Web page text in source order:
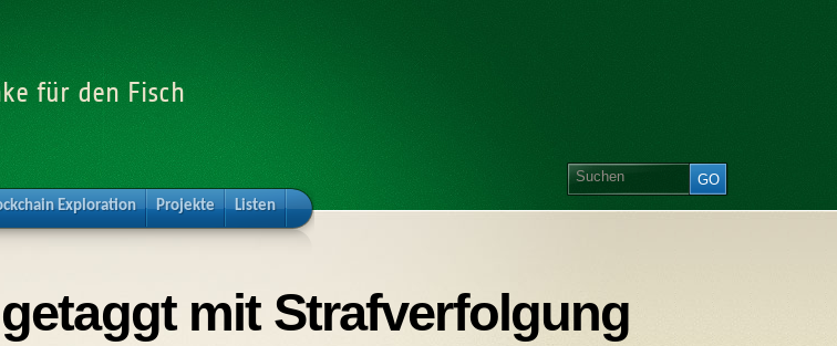
für den Fisch
Exploration Projekte Listen
mit Strafverfolgung